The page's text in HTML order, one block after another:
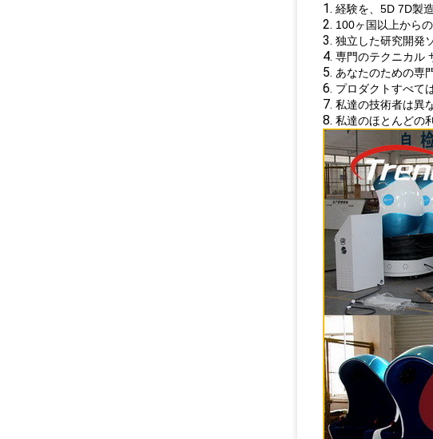
1. 経験を、5D 7D製
2. 100ヶ国以上からの
3. 独立した研究開発
4. 専門のテクニカル
5. あなたのための専
6. プロダクトすべて
7. 私達の技術者は異
8. 私達のほとんどの